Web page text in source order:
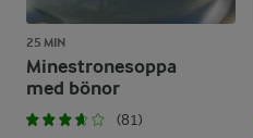
25 MIN
Minestronesoppa
med bönor
(81)